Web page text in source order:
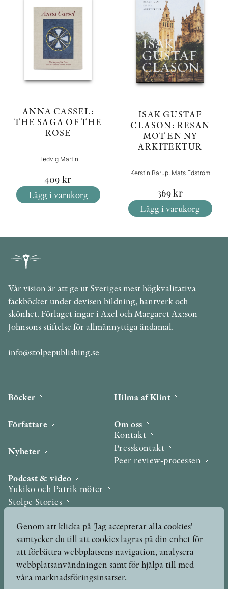
ANNA CASSEL:
THE SAGA OF THE
ROSE
Hedvig Martin
409 kr
Lägg i varukorg
ISAK GUSTAF
CLASON: RESAN
MOT EN NY
ARKITEKTUR
Kerstin Barup, Mats Edström
369kr
Lägg i varukorg
Vår vision är att ge ut Sveriges mest högkvalitativa
fackböcker under devisen bildning, hantverk och
skönhet. Förlaget ingår i Axel och Margaret Ax:son
Johnsons stiftelse för allmännyttiga ändamål.
info@stolpepublishing.se
Böcker
Författare
Nyheter
Podcast & video
Yukiko och Patrik möter
Stolpe Stories
Utmärkelser & Format
Utmärkelser
Övriga format
Hilma af Klint
Om oss
Kontakt
Presskontakt
Peer review-processen
Genom att klicka på 'Jag accepterar alla cookies'
samtycker du till att cookies lagras på din enhet för
att förbättra webbplatsens navigation, analysera
webbplatsanvändningen samt för hjälpa till med
våra marknadsföringsinsatser.